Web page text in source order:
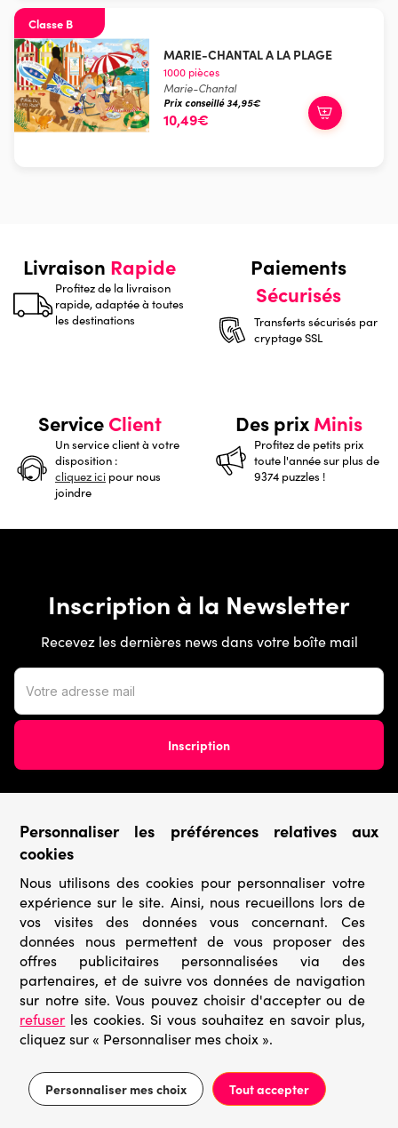
Filtrer Trier
Classe B
MARIE-CHANTAL A LA PLAGE
1000 pièces
Marie-Chantal
Prix conseillé 34,95€
10,49€
Livraison Rapide
Profitez de la livraison
rapide, adaptée à toutes
les destinations
Paiements
Sécurisés
Transferts sécurisés par
cryptage SSL
ServiceClient
Un service client à votre
disposition :
cliquez ici pour nous
joindre
Des prixMinis
Profitez de petits prix
toute l'année sur plus de
9374 puzzles !
Inscription à la Newsletter
Recevez les dernières news dans votre boîte mail
› Conditions de vente
› Conditions d’utilisation
› Confidentialité & Protection des Données
› Informations légales
Catégories
› Marques
› Derniers arrivages
› Puzzles mystères
Personnaliser les préférences relatives aux
cookies
Nous utilisons des cookies pour personnaliser votre
expérience sur le site. Ainsi, nous recueillons lors de
vos visites des données vous concernant. Ces
données nous permettent de vous proposer des
offres publicitaires personnalisées via des
partenaires, et de suivre vos données de navigation
sur notre site. Vous pouvez choisir d'accepter ou de
refuser les cookies. Si vous souhaitez en savoir plus,
cliquez sur « Personnaliser mes choix ».
Personnaliser mes choix Tout accepter